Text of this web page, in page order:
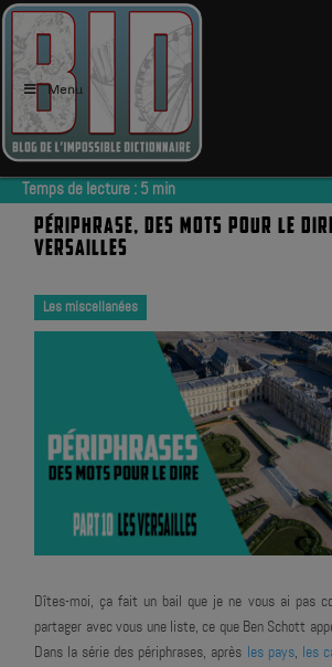
Menu
Temps de lecture : 5 min
PÉRIPHRASE, DES MOTS POUR LE
VERSAILLES
Les miscellanées
Dîtes-moi, ça fait un bail que je ne vous ai pas
partager avec vous une liste, ce que Ben Schott
Dans la série des périphrases, après les pays, les